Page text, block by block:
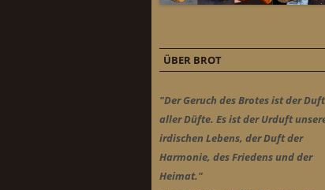
ÜBER BROT
"Der Geruch des Brotes ist der Duft
aller Düfte. Es ist der Urduft
irdischen Lebens, der Duft der
Harmonie, des Friedens und der
Heimat."